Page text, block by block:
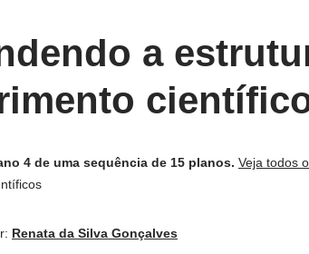
a
4 de uma sequência de 15 planos. Veja todos
Renata da Silva Gonçalves